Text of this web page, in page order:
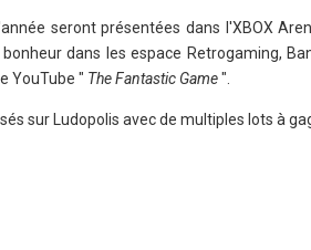
seront présentées dans l'XBOX
dans les espace Retrogaming,
YouTube " The Fantastic Game".
sur Ludopolis avec de multiples lots à